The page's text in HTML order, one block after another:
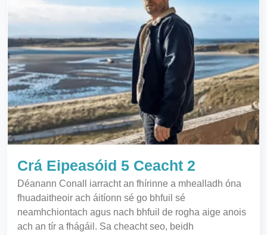
Crá Eipeasóid 5 Ceacht 2
Déanann Conall iarracht an fhírinne a mhealladh óna
fhuadaitheoir ach áitíonn sé go bhfuil sé
neamhchiontach agus nach bhfuil de rogha aige anois
ach an tír a fhágáil. Sa cheacht seo, beidh